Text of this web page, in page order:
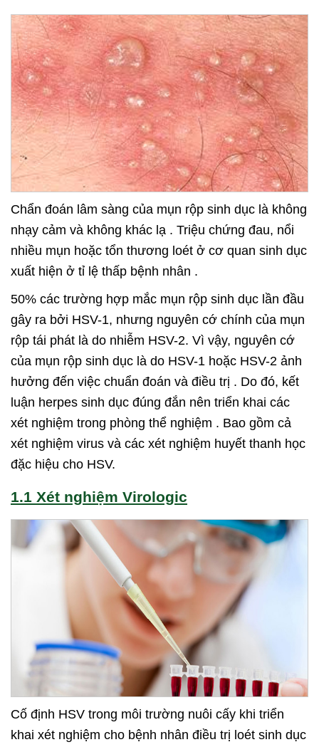
Chẩn đoán lâm sàng của mụn rộp sinh dục là không
nhạy cảm và không khác lạ . Triệu chứng đau, nổi
nhiều mụn hoặc tổn thương loét ở cơ quan sinh dục
xuất hiện ở tỉ lệ thấp bệnh nhân .
50% các trường hợp mắc mụn rộp sinh dục lần đầu
gây ra bởi HSV-1, nhưng nguyên cớ chính của mụn
rộp tái phát là do nhiễm HSV-2. Vì vậy, nguyên cớ
của mụn rộp sinh dục là do HSV-1 hoặc HSV-2 ảnh
hưởng đến việc chuẩn đoán và điều trị . Do đó, kết
luận herpes sinh dục đúng đắn nên triển khai các
xét nghiệm trong phòng thể nghiệm . Bao gồm cả
xét nghiệm virus và các xét nghiệm huyết thanh học
đặc hiệu cho HSV.
1.1 Xét nghiệm Virologic
Cố định HSV trong môi trường nuôi cấy khi triển
khai xét nghiệm cho bệnh nhân điều trị loét sinh dục